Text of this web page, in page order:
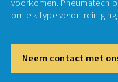
Perslucht kan een
oliedruppels tot
ze kunnen